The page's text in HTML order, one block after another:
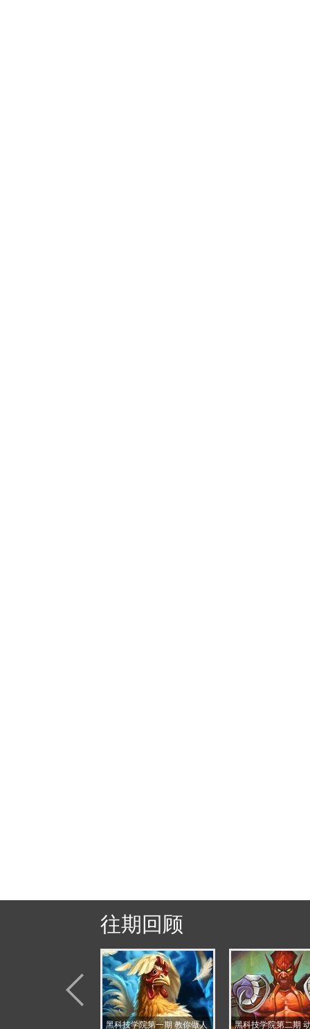
往期回顾
黑科技学院第一期 教你做人 黑科技学院第二期